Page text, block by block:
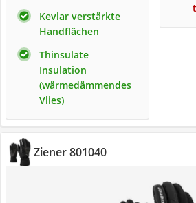
Kevlar verstärkte
Handflächen
Thinsulate
Insulation
(wärmedämmendes
Vlies)
Ziener ‎801040